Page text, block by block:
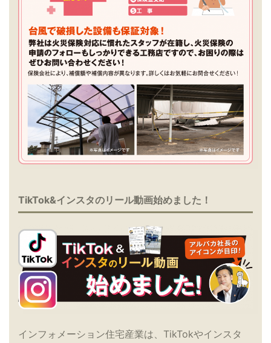
TikTok&インスタのリール動画始めました！
インフォメーション住宅産業は、TikTokやインスタ